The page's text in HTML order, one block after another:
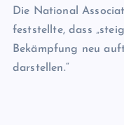
Die National
feststellte, dass
Bekämpfung neu
darstellen.“